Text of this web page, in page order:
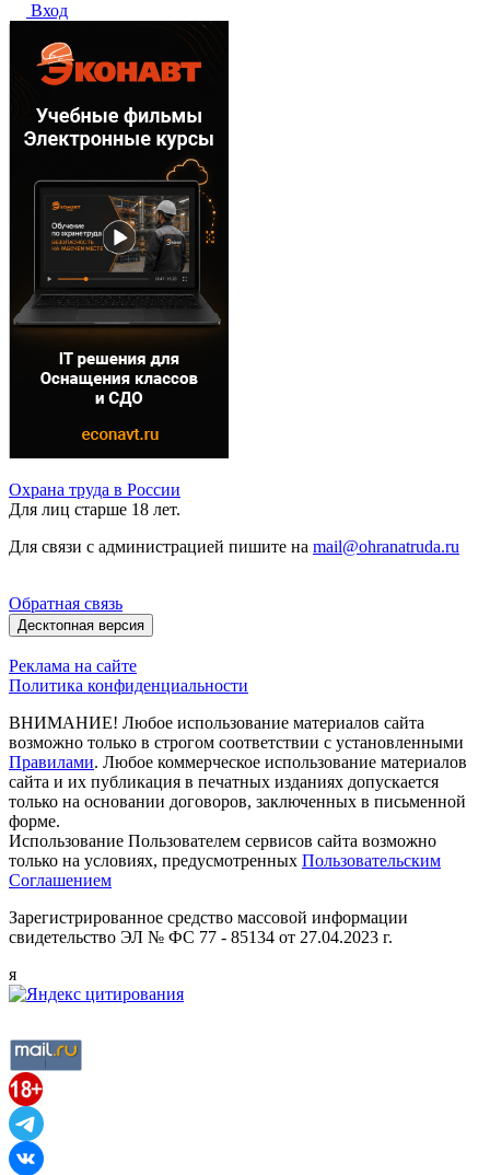
Вход
Охрана труда в России
Для лиц старше 18 лет.
Для связи с администрацией пишите на mail@ohranatruda.ru
Обратная связь
Десктопная версия
Реклама на сайте
Политика конфиденциальности
ВНИМАНИЕ! Любое использование материалов сайта
возможно только в строгом соответствии с установленными
Правилами. Любое коммерческое использование материалов
сайта и их публикация в печатных изданиях допускается
только на основании договоров, заключенных в письменной
форме.
Использование Пользователем сервисов сайта возможно
только на условиях, предусмотренных Пользовательским
Соглашением
Зарегистрированное средство массовой информации
свидетельство ЭЛ № ФС 77 - 85134 от 27.04.2023 г.
я